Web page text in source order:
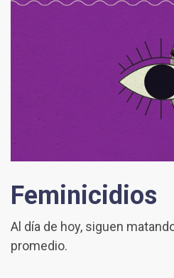
Feminicidios
Al día de hoy, siguen
promedio.